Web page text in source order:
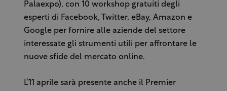
Palaexpo), con 10 workshop gratuiti degli
esperti di Facebook, Twitter, eBay, Amazon e
Google per fornire alle aziende del settore
interessate gli strumenti utili per affrontare le
nuove sfide del mercato online.
L’11 aprile sarà presente anche il Premier